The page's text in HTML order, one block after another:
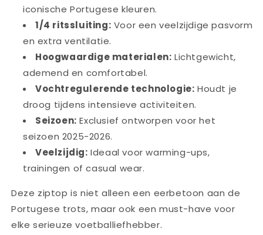
iconische Portugese kleuren.
1/4 ritssluiting: Voor een veelzijdige pasvorm
en extra ventilatie.
Hoogwaardige materialen: Lichtgewicht,
ademend en comfortabel.
Vochtregulerende technologie: Houdt je
droog tijdens intensieve activiteiten.
Seizoen: Exclusief ontworpen voor het
seizoen 2025-2026.
Veelzijdig: Ideaal voor warming-ups,
trainingen of casual wear.
Deze ziptop is niet alleen een eerbetoon aan de
Portugese trots, maar ook een must-have voor
elke serieuze voetballiefhebber.